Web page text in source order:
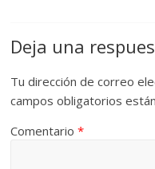
Deja una
Tu dirección de correo
campos obligatorios
Comentario*